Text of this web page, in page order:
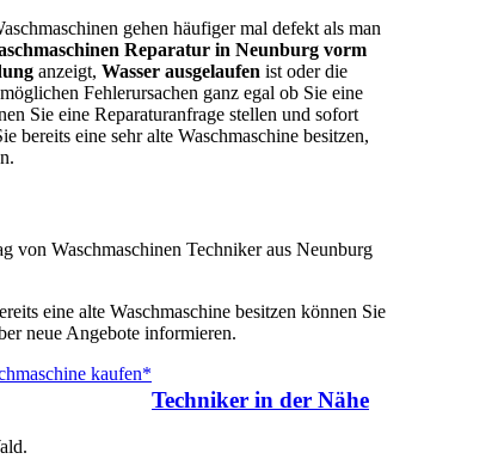
gehen häufiger mal defekt als man
Reparatur in Neunburg vorm
anzeigt, Wasser ausgelaufen ist oder die
Fehlerursachen ganz egal ob Sie eine
Sie eine Reparaturanfrage stellen und sofort
eine sehr alte Waschmaschine besitzen,
von Waschmaschinen Techniker aus Neunburg
eine alte Waschmaschine besitzen können Sie
neue Angebote informieren.
kaufen*
Techniker in der Nähe